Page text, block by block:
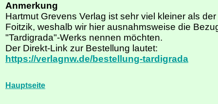
Anmerkung
Hartmut Grevens Verlag ist sehr viel kleiner als
Foitzik, weshalb wir hier ausnahmsweise die
"Tardigrada"-Werks nennen möchten.
Der Direkt-Link zur Bestellung lautet:
https://verlagnw.de/bestellung-tardigrada
Hauptseite